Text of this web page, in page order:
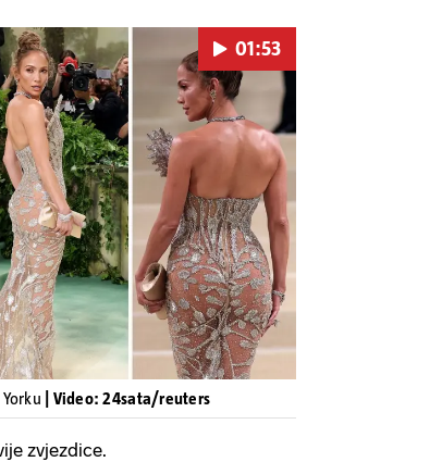
videa...
01:53
| Video: 24sata/reuters
zvjezdice.